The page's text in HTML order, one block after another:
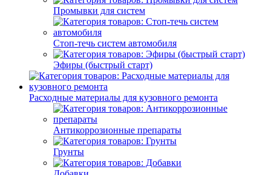
Промывки для систем
Стоп-течь систем автомобиля
Эфиры (быстрый старт)
Расходные материалы для кузовного ремонта
Антикоррозионные препараты
Грунты